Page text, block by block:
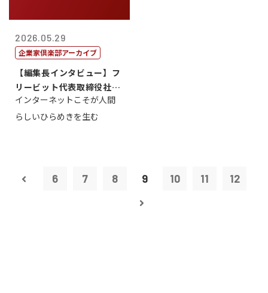
2026.05.29
企業家倶楽部アーカイブ
【編集長インタビュー】フ
リービット代表取締役社長
ＣＥＯ 石田...
インターネットこそが人間
らしいひらめきを生む
6 7 8 9 10 11 12